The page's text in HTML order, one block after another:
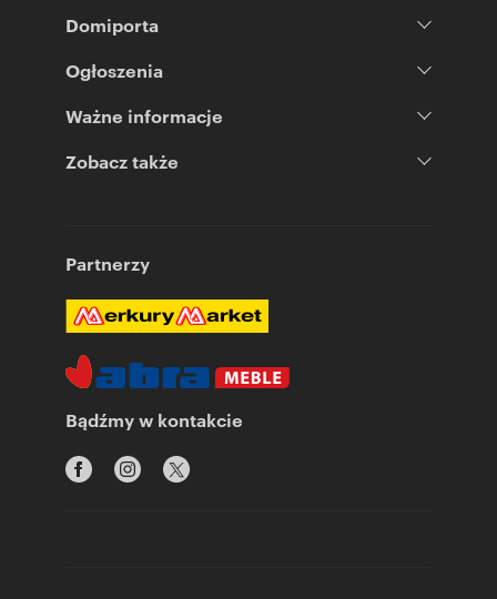
Domiporta
Ogłoszenia
Ważne informacje
Zobacz także
Partnerzy
Bądźmy w kontakcie